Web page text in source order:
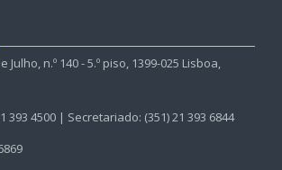
Julho, n.º 140 - 5.º piso, 1399-025 Lisboa,
393 4500 | Secretariado: (351) 21 393 6844